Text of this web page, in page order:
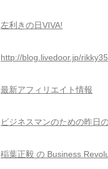
左利きの日VIVA!
http://blog.livedoor.jp/
最新アフィリエイト情報
ビジネスマンのための昨日
稲葉正毅 の Business